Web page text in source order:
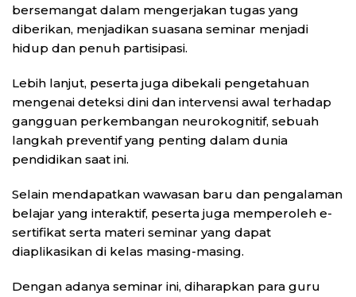
bersemangat dalam mengerjakan tugas yang
diberikan, menjadikan suasana seminar menjadi
hidup dan penuh partisipasi.
Lebih lanjut, peserta juga dibekali pengetahuan
mengenai deteksi dini dan intervensi awal terhadap
gangguan perkembangan neurokognitif, sebuah
langkah preventif yang penting dalam dunia
pendidikan saat ini.
Selain mendapatkan wawasan baru dan pengalaman
belajar yang interaktif, peserta juga memperoleh e-
sertifikat serta materi seminar yang dapat
diaplikasikan di kelas masing-masing.
Dengan adanya seminar ini, diharapkan para guru